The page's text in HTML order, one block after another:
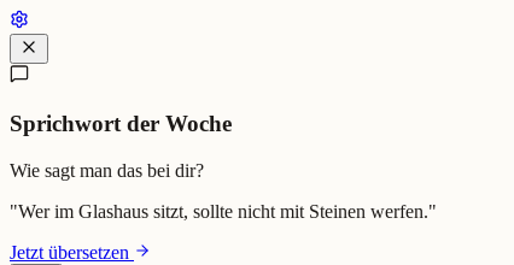
Sprichwort der Woche
Wie sagt man das bei dir?
"Wer im Glashaus sitzt, sollte nicht mit Steinen werfen."
Jetzt übersetzen